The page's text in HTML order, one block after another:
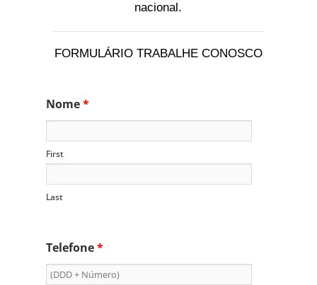
nacional.
FORMULÁRIO TRABALHE CONOSCO
Nome*
First
Last
Telefone*